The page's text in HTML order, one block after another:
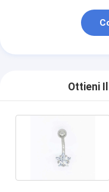
Ottieni